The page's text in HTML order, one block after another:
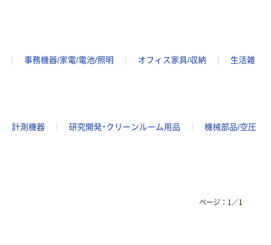
事務機器/家電/電池/照明 オフィス家具/収納
生活雑
計測機器 研究開発・クリーンルーム用品
機械部品/空圧
ページ： 1 ／1